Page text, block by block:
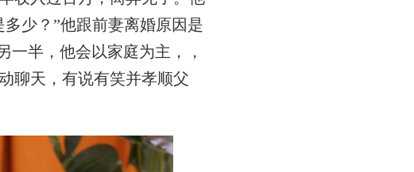
少？”他跟前妻离婚原因是
一半，他会以家庭为主，，
聊天，有说有笑并孝顺父